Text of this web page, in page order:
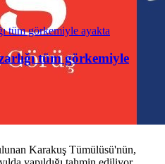
tüm görkemiyle
Karakuş Tümülüsü'nün,